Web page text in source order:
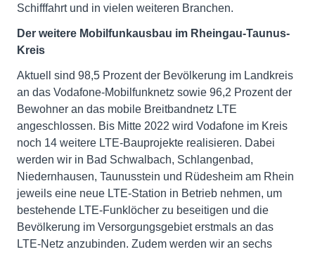
Schifffahrt und in vielen weiteren Branchen.
Der weitere Mobilfunkausbau im Rheingau-Taunus-
Kreis
Aktuell sind 98,5 Prozent der Bevölkerung im Landkreis
an das Vodafone-Mobilfunknetz sowie 96,2 Prozent der
Bewohner an das mobile Breitbandnetz LTE
angeschlossen. Bis Mitte 2022 wird Vodafone im Kreis
noch 14 weitere LTE-Bauprojekte realisieren. Dabei
werden wir in Bad Schwalbach, Schlangenbad,
Niedernhausen, Taunusstein und Rüdesheim am Rhein
jeweils eine neue LTE-Station in Betrieb nehmen, um
bestehende LTE-Funklöcher zu beseitigen und die
Bevölkerung im Versorgungsgebiet erstmals an das
LTE-Netz anzubinden. Zudem werden wir an sechs